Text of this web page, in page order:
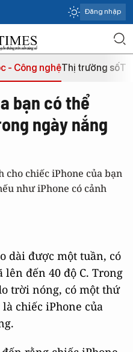
Đăng nhập
- Công nghệThị trường số
bạn có thể
ngày nắng
chiếc iPhone của bạn
như iPhone có cảnh
dài được một tuần, có
đến 40 độ C. Trong
trời nóng, có một thứ
chiếc iPhone của